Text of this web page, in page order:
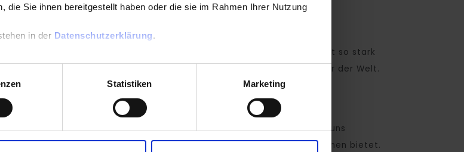
die Sie ihnen bereitgestellt haben oder die sie im Rahmen Ihrer Nutzung
in der Datenschutzerklärung.
Statistiken Marketing
Socken
Die
Fokus auf
Ihr Euch einbringen?
Leider ist die Startup-Kultur hier in der Region noch nicht so stark
ausgeprägt wie in anderen Teilen Deutschlands oder gar der Welt.
Dies wollen wir gemeinsam mit dem INNOPORT als
Innovationszentrum in der Region ändern.
Wir freuen uns zum einen auf die tolle Infrastruktur, die uns
wortwörtlich Raum für Kreativität und weitere Innovationen bietet.